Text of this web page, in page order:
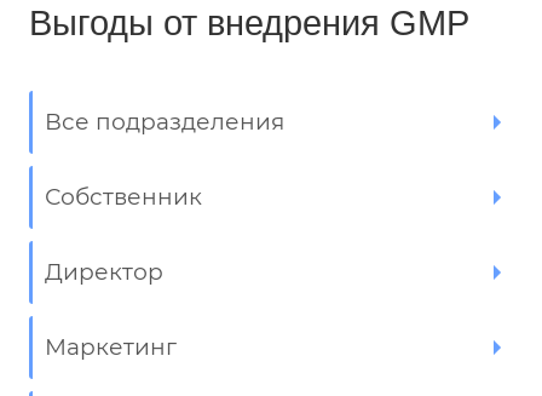
Выгоды от внедрения GMP
Все подразделения
Собственник
Директор
Маркетинг